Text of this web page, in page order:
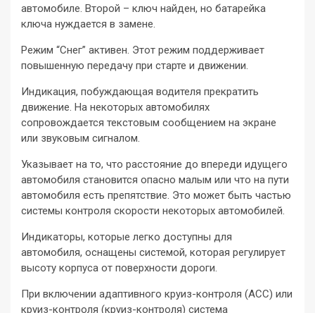
автомобиле. Второй – ключ найден, но батарейка
ключа нуждается в замене.
Режим “Снег” активен. Этот режим поддерживает
повышенную передачу при старте и движении.
Индикация, побуждающая водителя прекратить
движение. На некоторых автомобилях
сопровождается текстовым сообщением на экране
или звуковым сигналом.
Указывает на то, что расстояние до впереди идущего
автомобиля становится опасно малым или что на пути
автомобиля есть препятствие. Это может быть частью
системы контроля скорости некоторых автомобилей.
Индикаторы, которые легко доступны для
автомобиля, оснащены системой, которая регулирует
высоту корпуса от поверхности дороги.
При включении адаптивного круиз-контроля (ACC) или
круиз-контроля (круиз-контроля) система